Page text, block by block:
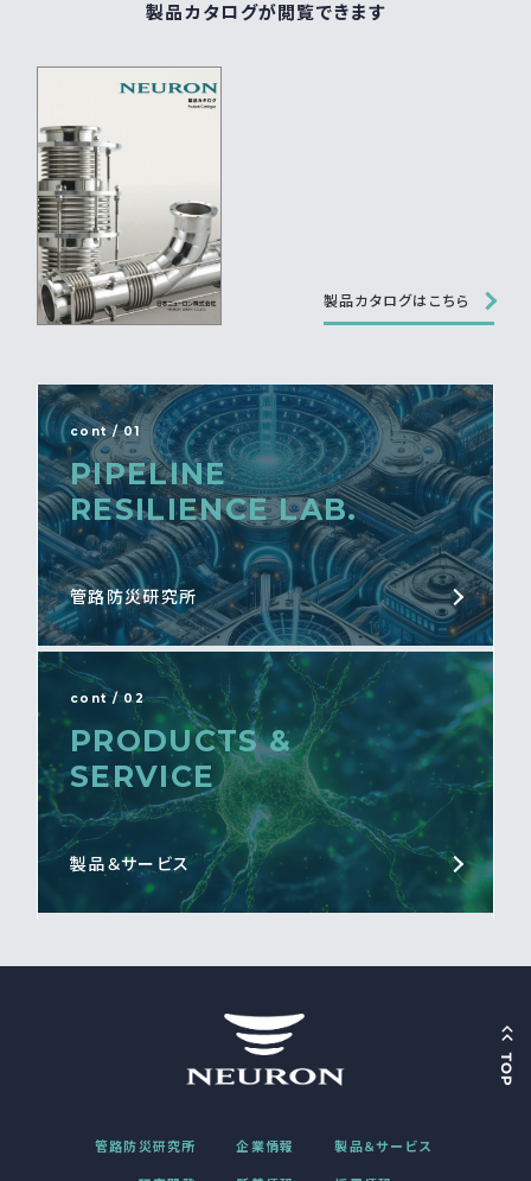
製品カタログが閲覧できます
製品カタログはこちら
cont / 01
PIPELINE
RESILIENCE LAB.
管路防災研究所
cont / 02
PRODUCTS &
SERVICE
製品＆サービス
管路防災研究所 企業情報 製品＆サービス